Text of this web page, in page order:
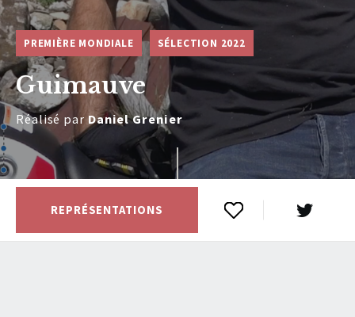
PREMIÈRE MONDIALE SÉLECTION 2022
Guimauve
Réalisé par Daniel Grenier
REPRÉSENTATIONS